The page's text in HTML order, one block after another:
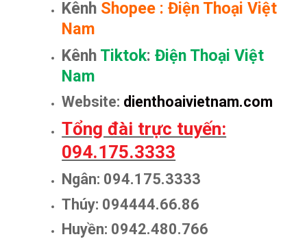
Kênh Shopee :Điện Thoại Việt
Nam
Kênh Tiktok:Điện Thoại Việt
Nam
Website: dienthoaivietnam.com
Tổng đài trực tuyến:
094.175.3333
Ngân: 094.175.3333
Thúy: 094444.66.86
Huyền: 0942.480.766